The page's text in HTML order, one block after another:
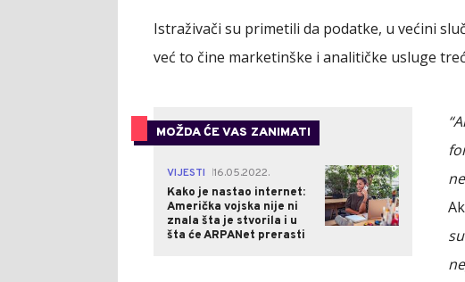
Istraživači su primetili da podatke, u većini
već to čine marketinške i analitičke usluge
MOŽDA ĆE VAS ZANIMATI
VIJESTI
16.05.2022.
Kako je nastao internet:
Američka vojska nije ni
znala šta je stvorila i u
šta će ARPANet prerasti
0